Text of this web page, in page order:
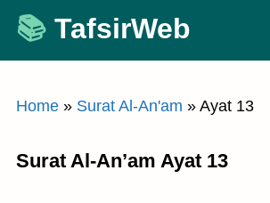
Skip
content
TafsirWeb
Home » Surat Al-An'am » Ayat 13
Surat Al-An’am Ayat 13